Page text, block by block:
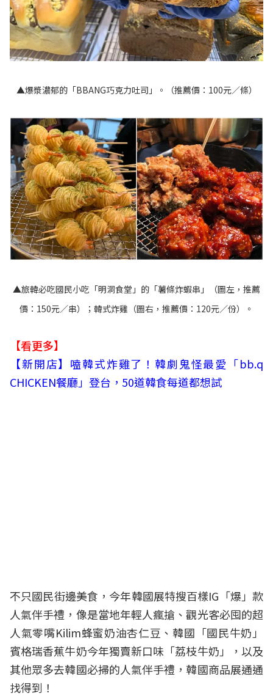
▲爆漿濃郁的「BBANG巧克力吐司」。（推薦價：100元／條）
▲旅韓必吃國民小吃「明洞食堂」的「薯條炸蝦串」（圖左，推薦
價：150元／串）；韓式炸雞（圖右，推薦價：120元／份）。
【看更多】
【新開店】嗑韓式炸雞了！韓劇鬼怪最愛「bb.q
CHICKEN餐廳」登台，50道韓食每道都想試
不只國民街邊美食，今年韓國展特搜百樣IG「爆」款
人氣伴手禮，像是當地年輕人瘋搶、觀光客必囤的超
人氣零嘴Kilim蜂蜜奶油杏仁豆、韓國「國民牛奶」
賓格瑞香蕉牛奶今年獨賣新口味「荔枝牛奶」，以及
其他眾多去韓國必掃的人氣伴手禮，韓國商品展通通
找得到！